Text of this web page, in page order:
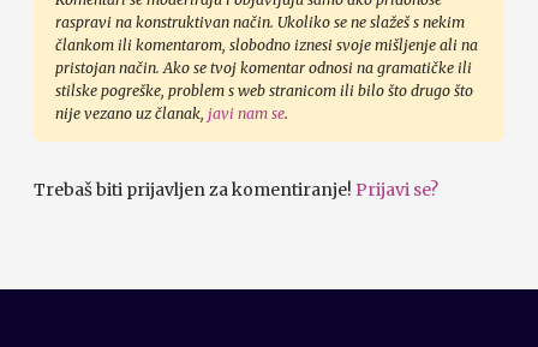
raspravi na konstruktivan način. Ukoliko se ne slažeš s nekim
člankom ili komentarom, slobodno iznesi svoje mišljenje ali na
pristojan način. Ako se tvoj komentar odnosi na gramatičke ili
stilske pogreške, problem s web stranicom ili bilo što drugo što
nije vezano uz članak, javi nam se.
Trebaš biti prijavljen za komentiranje! Prijavi se?